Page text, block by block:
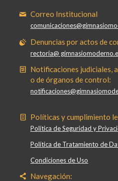
Correo Institucional
Denuncias por actos de
rectoria@
Notificaciones judiciales,
o de órganos de control:
Políticas y cumplimiento
Política de Seguridad y
Política de Tratamiento de
Condiciones de Uso
Navegación: